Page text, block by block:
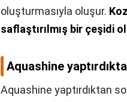
oluşturmasıyla oluşur.
saflaştırılmış bir çeşidi
Aquashine
Aquashine yaptırdıktan